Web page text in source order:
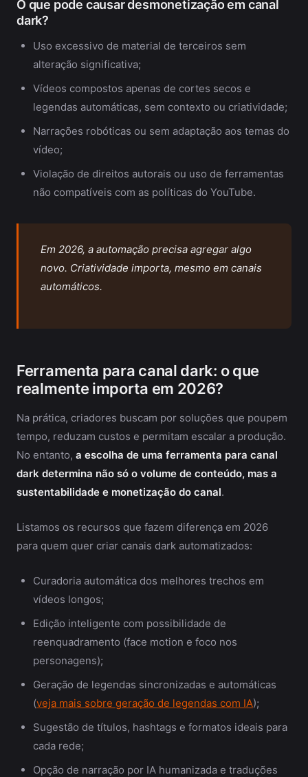
O que pode causar desmonetização em canal
dark?
Uso excessivo de material de terceiros sem
alteração significativa;
Vídeos compostos apenas de cortes secos e
legendas automáticas, sem contexto ou criatividade;
Narrações robóticas ou sem adaptação aos temas do
vídeo;
Violação de direitos autorais ou uso de ferramentas
não compatíveis com as políticas do YouTube.
Em 2026, a automação precisa agregar algo
novo. Criatividade importa, mesmo em canais
automáticos.
Ferramenta para canal dark: o que
realmente importa em 2026?
Na prática, criadores buscam por soluções que poupem
tempo, reduzam custos e permitam escalar a produção.
No entanto, a escolha de uma ferramenta para canal
dark determina não só o volume de conteúdo, mas a
sustentabilidade e monetização do canal.
Listamos os recursos que fazem diferença em 2026
para quem quer criar canais dark automatizados:
Curadoria automática dos melhores trechos em
vídeos longos;
Edição inteligente com possibilidade de
reenquadramento (face motion e foco nos
personagens);
Geração de legendas sincronizadas e automáticas
(veja mais sobre geração de legendas com IA);
Sugestão de títulos, hashtags e formatos ideais para
cada rede;
Opção de narração por IA humanizada e traduções